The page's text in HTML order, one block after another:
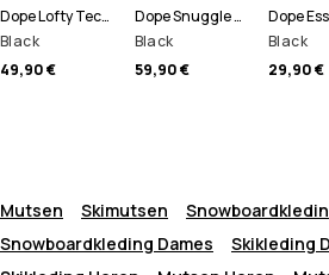
Dope Lofty Tech Leggings Dames
Black
49,90 €
Dope Snuggle W Basislaag Top Dames
Black
59,90 €
Black
29,90 €
Mutsen Skimutsen
Snowboardkleding Dames
Skikleding